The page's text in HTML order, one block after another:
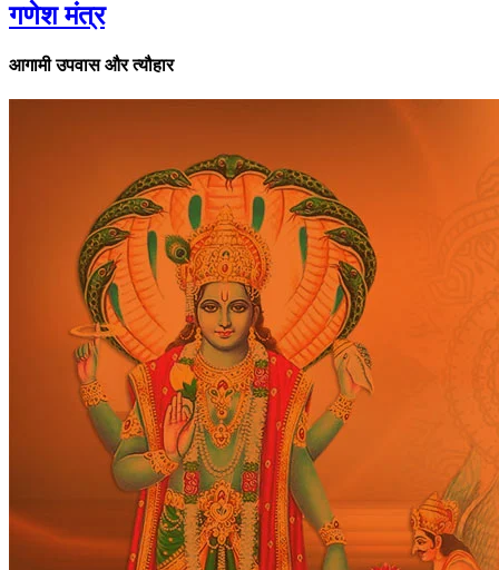
गणेश मंत्र
आगामी उपवास और त्यौहार